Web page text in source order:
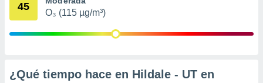
publicidad
45
O₃ (115 µg/m³)
¿Qué tiempo hace en Hildale - UT en